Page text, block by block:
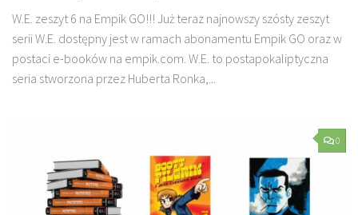
W.E. zeszyt 6 na Empik GO!!! Już teraz najnowszy szósty zeszyt
serii W.E. dostępny jest w ramach abonamentu Empik GO oraz w
postaci e-booków na empik.com. W.E. to postapokaliptyczna
seria stworzona przez Huberta Ronka,...
0